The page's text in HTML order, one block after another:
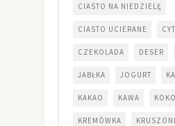
CIASTO NA NIEDZIELĘ
CIASTO UCIERANE
CZEKOLADA DESER
JABŁKA JOGURT
KAKAO KAWA
KREMÓWKA